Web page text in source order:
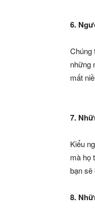
6.
Chúng
những
mất
7.
Kiểu
mà họ
bạn sẽ
8.